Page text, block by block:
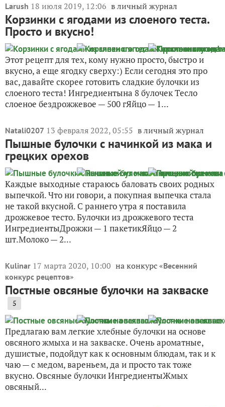
Larush 18 июля 2019, 12:06 в личный журнал
Корзинки с ягодами из слоеного теста.
Просто и вкусно!
Этот рецепт для тех, кому нужно просто, быстро и
вкусно, а еще ягодку сверху:) Если сегодня это про
вас, давайте скорее готовить сладкие булочки из
слоеного теста! Ингредиентына 8 булочек Тесло
слоеное бездрожжевое — 500 гЯйцо — 1...
Natali0207 13 февраля 2022, 05:55 в личный журнал
Пышные булочки с начинкой из мака и
грецких орехов
Каждые выходные стараюсь баловать своих родных
выпечкой. Что ни говори, а покупная выпечка стала
не такой вкусной. С раннего утра я поставила
дрожжевое тесто. Булочки из дрожжевого теста
ИнгредиентыДрожжи — 1 пакетикЯйцо — 2
шт.Молоко — 2...
Kulinar 17 марта 2020, 10:00 на конкурс «Весенний
конкурс рецептов»
Постные овсяные булочки на закваске
5
Предлагаю вам легкие хлебные булочки на основе
овсяного жмыха и на закваске. Очень ароматные,
душистые, подойдут как к основным блюдам, так и к
чаю — с медом, вареньем, да и просто так тоже
вкусно. Овсяные булочки ИнгредиентыЖмых
овсяный...